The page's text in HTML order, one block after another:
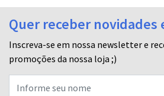
Quer receber novidades
Inscreva-se em nossa newsletter e
promoções da nossa loja ;)